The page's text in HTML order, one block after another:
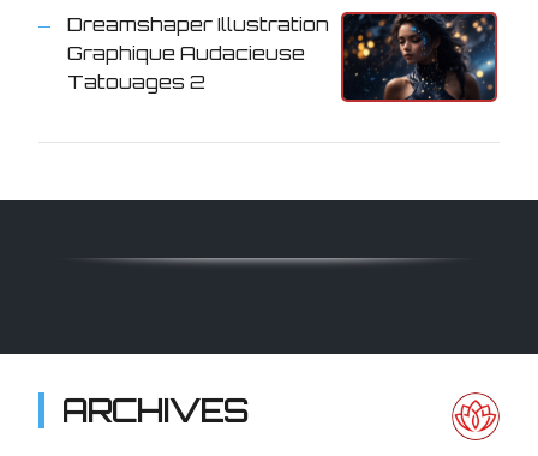
Dreamshaper Illustration
Graphique Audacieuse
Tatouages 2
ARCHIVES